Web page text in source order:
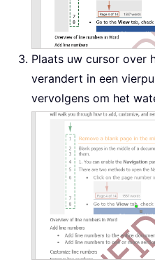
Plaats uw cursor over
verandert in een
vervolgens om het